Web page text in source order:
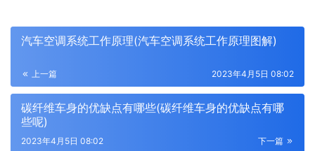
汽车空调系统工作原理(汽车空调系统工作原理图解)
上一篇 2023年4月5日 08:02
碳纤维车身的优缺点有哪些(碳纤维车身的优缺点有哪
些呢)
下一篇
2023年4月5日 08:02